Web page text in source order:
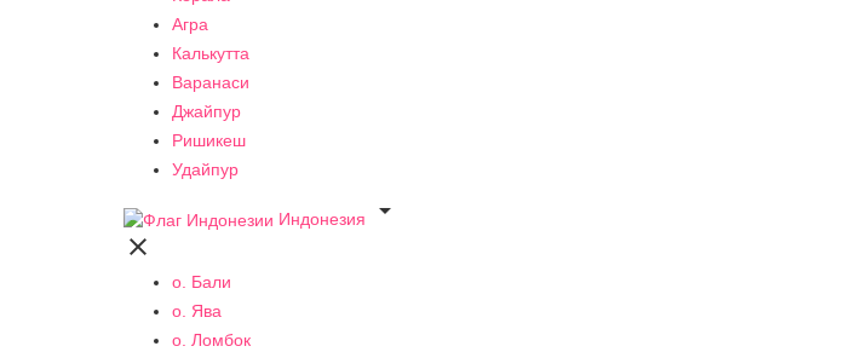
Агра
Калькутта
Варанаси
Джайпур
Ришикеш
Удайпур
Индонезия


о. Бали
о. Ява
о. Ломбок